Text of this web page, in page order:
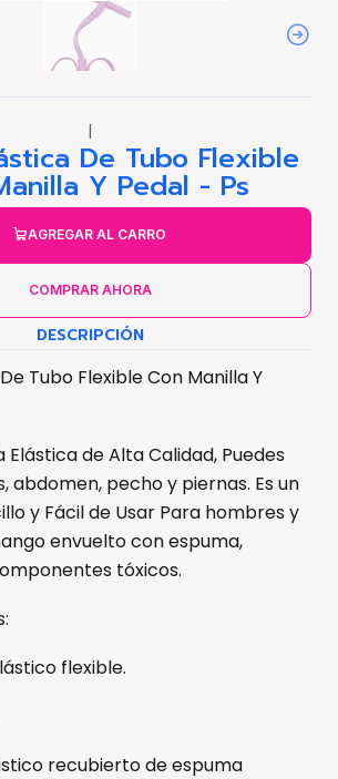
|
De Tubo Flexible
Y Pedal - Ps
AGREGAR AL CARRO
COMPRAR AHORA
DESCRIPCIÓN
Tubo Flexible Con Manilla Y
Elástica de Alta Calidad, Puedes
abdomen, pecho y piernas. Es un
y Fácil de Usar Para hombres y
envuelto con espuma,
tóxicos.
flexible.
recubierto de espuma